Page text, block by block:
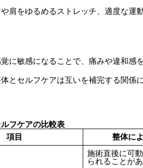
肩をゆるめるストレッチ、適度な運
に敏感になることで、痛みや違和
とセルフケアは互いを補完する関
フケアの比較表
項目
整体に
施術直後に可
られることが